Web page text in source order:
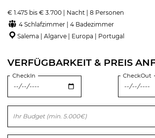
€ 1.475 bis € 3.700 | Nacht | 8 Personen
4 Schlafzimmer | 4 Badezimmer
Salema | Algarve | Europa | Portugal
VERFÜGBARKEIT & PREIS
CheckIn CheckOut
Bitte lasse dieses Feld leer.